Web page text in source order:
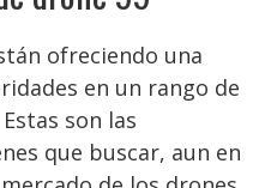
ofreciendo una
en un rango de
son las
que buscar, aun en